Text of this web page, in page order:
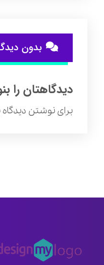
بدون
دیدگاهتان را
برای نوشتن دیدگاه